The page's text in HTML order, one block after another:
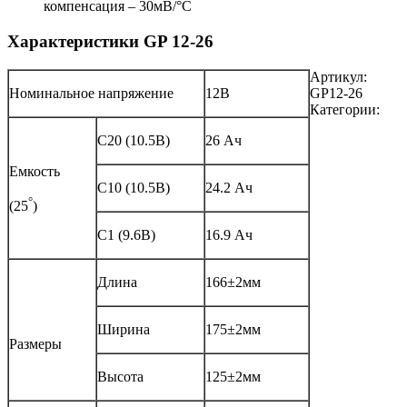
компенсация – 30мВ/°С
Характеристики GP 12-26
Номинальное напряжение 12В
Емкость
(25°)
С20 (10.5В) 26 Ач
С10 (10.5В) 24.2 Ач
С1 (9.6В) 16.9 Ач
Размеры
Длина 166±2мм
Ширина 175±2мм
Высота 125±2мм
Артикул:
GP12-26
Категории: